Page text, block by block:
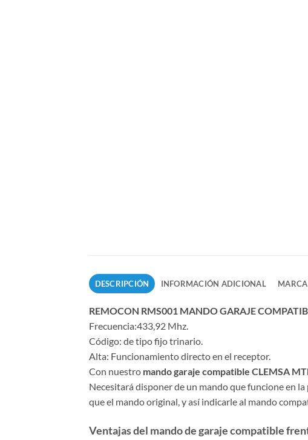
DESCRIPCIÓN INFORMACIÓN ADICIONAL MARCA
REMOCON RMS001 MANDO GARAJE
Frecuencia:433,92 Mhz.
Código: de tipo fijo trinario.
Alta: Funcionamiento directo en el receptor.
Con nuestro mando garaje compatible CLEMSA
Necesitará disponer de un mando que funcione en
que el mando original, y así indicarle al mando
Ventajas del mando de garaje compatible